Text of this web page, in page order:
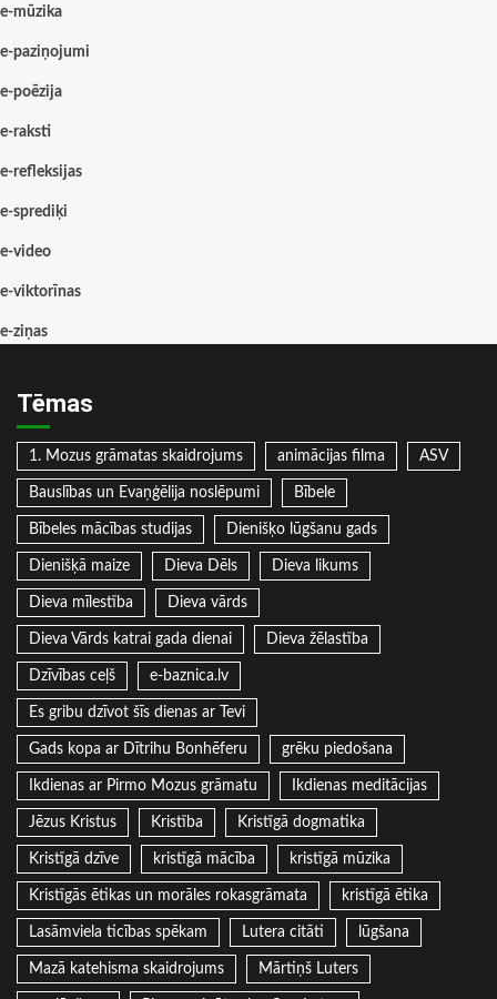
e-mūzika
e-paziņojumi
e-poēzija
e-raksti
e-refleksijas
e-sprediķi
e-video
e-viktorīnas
e-ziņas
Tēmas
1. Mozus grāmatas skaidrojums animācijas filma ASV
Bauslības un Evaņģēlija noslēpumi Bībele
Bībeles mācības studijas Dienišķo lūgšanu gads
Dienišķā maize Dieva Dēls Dieva likums
Dieva mīlestība Dieva vārds
Dieva Vārds katrai gada dienai Dieva žēlastība
Dzīvības ceļš e-baznica.lv
Es gribu dzīvot šīs dienas ar Tevi
Gads kopa ar Dītrihu Bonhēferu grēku piedošana
Ikdienas ar Pirmo Mozus grāmatu Ikdienas meditācijas
Jēzus Kristus Kristība Kristīgā dogmatika
Kristīgā dzīve kristīgā mācība kristīgā mūzika
Kristīgās ētikas un morāles rokasgrāmata kristīgā ētika
Lasāmviela ticības spēkam Lutera citāti lūgšana
Mazā katehisma skaidrojums Mārtiņš Luters